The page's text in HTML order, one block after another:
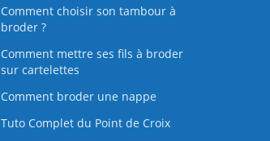
Comment choisir son tambour à
broder ?
Comment mettre ses fils à broder
sur cartelettes
Comment broder une nappe
Tuto Complet du Point de Croix